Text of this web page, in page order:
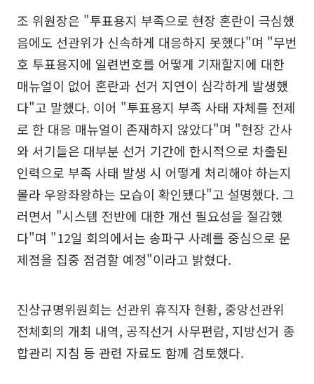
조 위원장은 "투표용지 부족으로 현장 혼란이 극심했
음에도 선관위가 신속하게 대응하지 못했다"며 "무번
호 투표용지에 일련번호를 어떻게 기재할지에 대한
매뉴얼이 없어 혼란과 선거 지연이 심각하게 발생했
다"고 말했다. 이어 "투표용지 부족 사태 자체를 전제
로 한 대응 매뉴얼이 존재하지 않았다"며 "현장 간사
와 서기들은 대부분 선거 기간에 한시적으로 차출된
인력으로 부족 사태 발생 시 어떻게 처리해야 하는지
몰라 우왕좌왕하는 모습이 확인됐다"고 설명했다. 그
러면서 "시스템 전반에 대한 개선 필요성을 절감했
다"며 "12일 회의에서는 송파구 사례를 중심으로 문
제점을 집중 점검할 예정"이라고 밝혔다.
진상규명위원회는 선관위 휴직자 현황, 중앙선관위
전체회의 개최 내역, 공직선거 사무편람, 지방선거 종
합관리 지침 등 관련 자료도 함께 검토했다.